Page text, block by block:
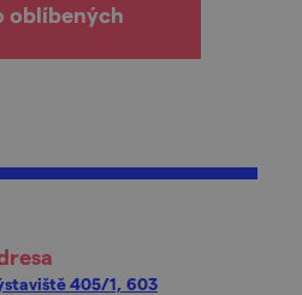
oblíbených
405/1, 603